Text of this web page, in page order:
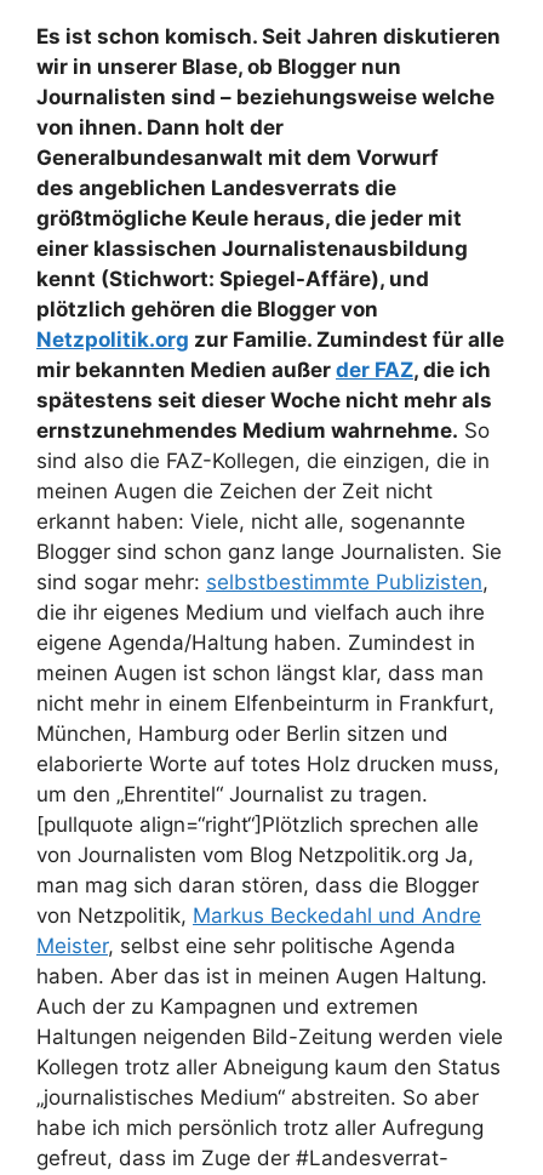
Es ist schon komisch. Seit Jahren diskutieren
wir in unserer Blase, ob Blogger nun
Journalisten sind – beziehungsweise welche
von ihnen. Dann holt der
Generalbundesanwalt mit dem Vorwurf
des angeblichen Landesverrats die
größtmögliche Keule heraus, die jeder mit
einer klassischen Journalistenausbildung
kennt (Stichwort: Spiegel-Affäre), und
plötzlich gehören die Blogger von
Netzpolitik.org zur Familie. Zumindest für alle
mir bekannten Medien außer der FAZ, die ich
spätestens seit dieser Woche nicht mehr als
ernstzunehmendes Medium wahrnehme. So
sind also die FAZ-Kollegen, die einzigen, die in
meinen Augen die Zeichen der Zeit nicht
erkannt haben: Viele, nicht alle, sogenannte
Blogger sind schon ganz lange Journalisten. Sie
sind sogar mehr: selbstbestimmte Publizisten,
die ihr eigenes Medium und vielfach auch ihre
eigene Agenda/Haltung haben. Zumindest in
meinen Augen ist schon längst klar, dass man
nicht mehr in einem Elfenbeinturm in Frankfurt,
München, Hamburg oder Berlin sitzen und
elaborierte Worte auf totes Holz drucken muss,
um den „Ehrentitel“ Journalist zu tragen.
[pullquote align=“right“]Plötzlich sprechen alle
von Journalisten vom Blog Netzpolitik.org Ja,
man mag sich daran stören, dass die Blogger
von Netzpolitik, Markus Beckedahl und Andre
Meister, selbst eine sehr politische Agenda
haben. Aber das ist in meinen Augen Haltung.
Auch der zu Kampagnen und extremen
Haltungen neigenden Bild-Zeitung werden viele
Kollegen trotz aller Abneigung kaum den Status
„journalistisches Medium“ abstreiten. So aber
habe ich mich persönlich trotz aller Aufregung
gefreut, dass im Zuge der #Landesverrat-